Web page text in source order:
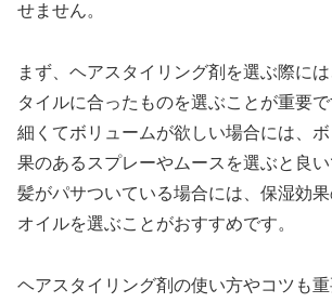
せません。
まず、ヘアスタイリング剤を選ぶ際に
タイルに合ったものを選ぶことが重要
細くてボリュームが欲しい場合には、
果のあるスプレーやムースを選ぶと良い
髪がパサついている場合には、保湿効
オイルを選ぶことがおすすめです。
ヘアスタイリング剤の使い方やコツも